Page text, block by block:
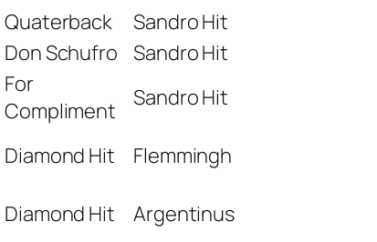
Quaterback
Sandro Hit
Don Schufro Sandro Hit
For
Compliment
Sandro Hit
Diamond Hit Flemmingh
Diamond Hit Argentinus